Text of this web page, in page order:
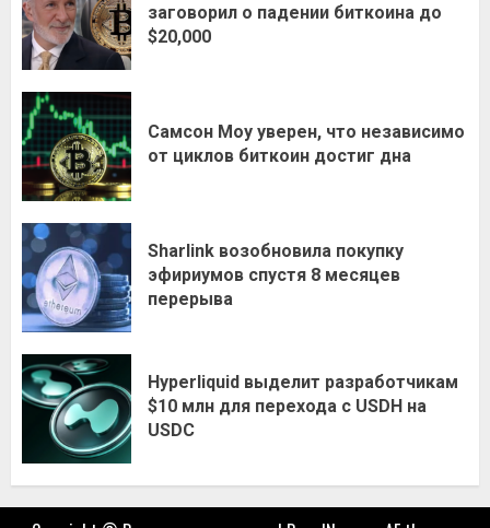
заговорил о падении биткоина до
$20,000
Самсон Моу уверен, что независимо
от циклов биткоин достиг дна
Sharlink возобновила покупку
эфириумов спустя 8 месяцев
перерыва
Hyperliquid выделит разработчикам
$10 млн для перехода с USDH на
USDC